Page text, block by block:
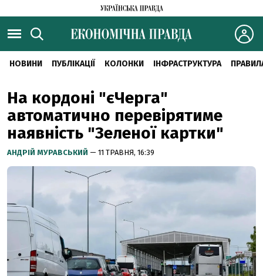
НОВИНИ ПУБЛІКАЦІЇ КОЛОНКИ ІНФРАСТРУКТУРА
На кордоні "єЧерга"
автоматично перевірятиме
наявність "Зеленої картки"
АНДРІЙ МУРАВСЬКИЙ — 11 ТРАВНЯ, 16:39